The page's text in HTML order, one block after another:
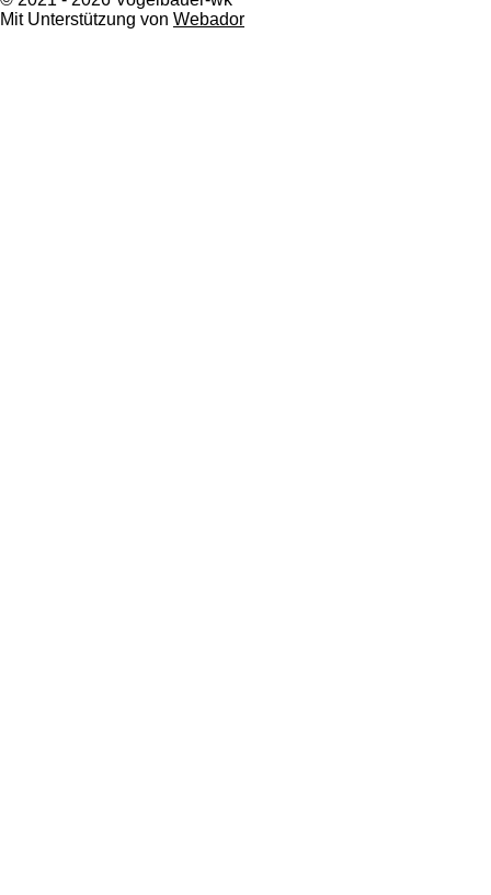
Mit Unterstützung von Webador